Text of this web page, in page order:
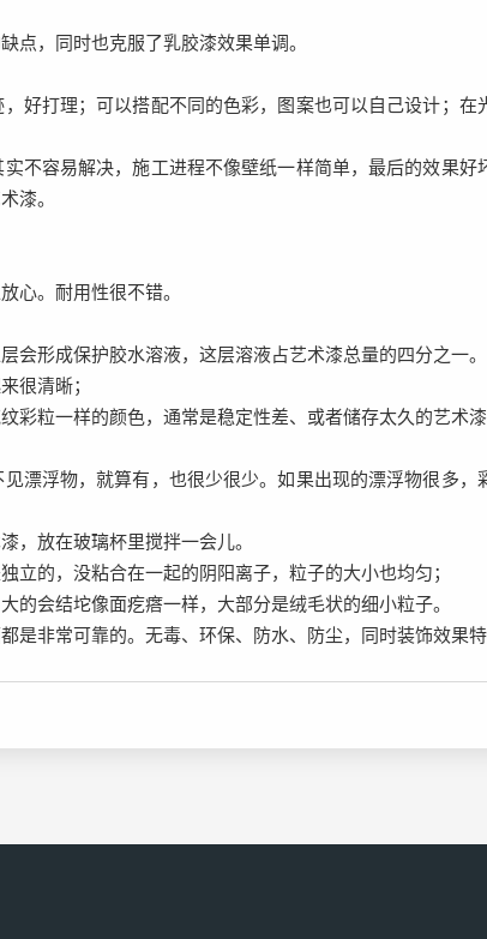
点，同时也克服了乳胶漆效果单调。
好打理；可以搭配不同的色彩，图案也可以自己设计；
不容易解决，施工进程不像壁纸一样简单，最后的效果
漆。
心。耐用性很不错。
形成保护胶水溶液，这层溶液占艺术漆总量的四分之一。
很清晰；
粒一样的颜色，通常是稳定性差、或者储存太久的艺术漆
漂浮物，就算有，也很少很少。如果出现的漂浮物很多
，放在玻璃杯里搅拌一会儿。
的，没粘合在一起的阴阳离子，粒子的大小也均匀；
会结坨像面疙瘩一样，大部分是绒毛状的细小粒子。
非常可靠的。无毒、环保、防水、防尘，同时装饰效果